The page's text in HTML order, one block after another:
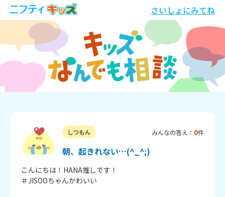
さいしょにみてね
しつもん みんなの答え： 0件
朝、起きれない…(^_^;)
こんにちは！HANA推しです！
＃JISOOちゃんかわいい